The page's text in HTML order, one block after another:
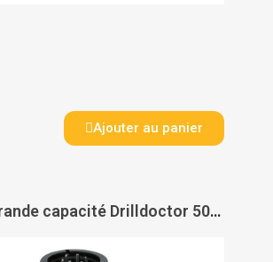
Ajouter au panier
Mandrin grande capacité Drilldoctor 500 - TIVOLY